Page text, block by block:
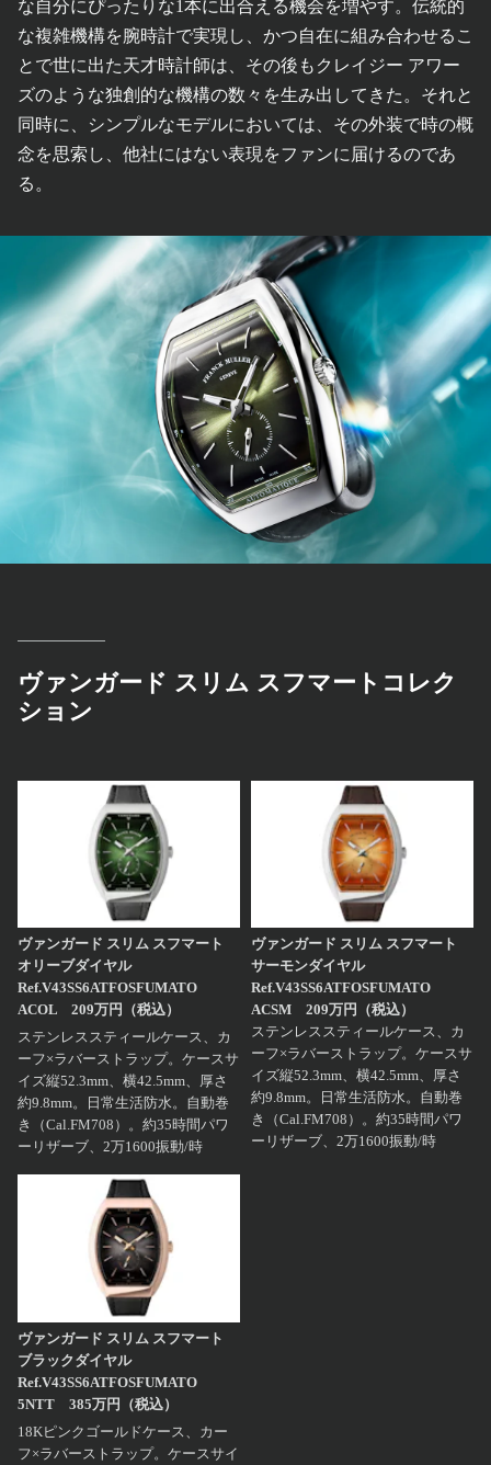
な自分にぴったりな1本に出合える機会を増やす。伝統的
な複雑機構を腕時計で実現し、かつ自在に組み合わせるこ
とで世に出た天才時計師は、その後もクレイジー アワー
ズのような独創的な機構の数々を生み出してきた。それと
同時に、シンプルなモデルにおいては、その外装で時の概
念を思索し、他社にはない表現をファンに届けるのであ
る。
ヴァンガード スリム スフマートコレク
ション
ヴァンガード スリム スフマート
オリーブダイヤル
Ref.V43SS6ATFOSFUMATO
ACOL 209万円（税込）
ステンレススティールケース、カ
ーフ×ラバーストラップ。ケースサ
イズ縦52.3mm、横42.5mm、厚さ
約9.8mm。日常生活防水。自動巻
き（Cal.FM708）。約35時間パワ
ーリザーブ、2万1600振動/時
ヴァンガード スリム スフマート
サーモンダイヤル
Ref.V43SS6ATFOSFUMATO
ACSM 209万円（税込）
ステンレススティールケース、カ
ーフ×ラバーストラップ。ケースサ
イズ縦52.3mm、横42.5mm、厚さ
約9.8mm。日常生活防水。自動巻
き（Cal.FM708）。約35時間パワ
ーリザーブ、2万1600振動/時
ヴァンガード スリム スフマート
ブラックダイヤル
Ref.V43SS6ATFOSFUMATO
5NTT 385万円（税込）
18Kピンクゴールドケース、カー
フ×ラバーストラップ。ケースサイ